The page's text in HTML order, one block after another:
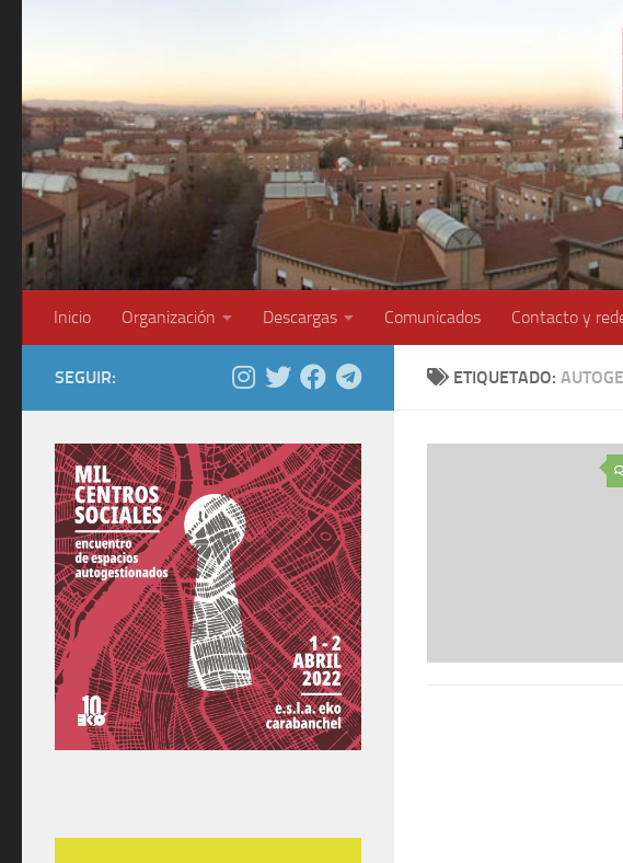
Inicio Organización Descargas Comunicados Contacto y
ETIQUETADO:
SEGUIR: